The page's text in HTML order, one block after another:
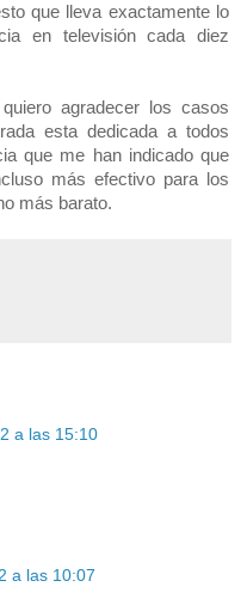
que lleva exactamente lo
en televisión cada diez
agradecer los casos
esta dedicada a todos
que me han indicado que
más efectivo para los
más barato.
a las 15:10
a las 10:07